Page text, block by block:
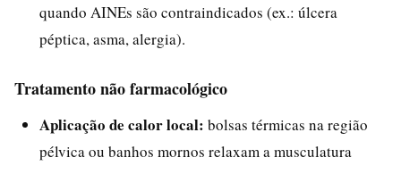
quando AINEs são contraindicados (ex.: úlcera
péptica, asma, alergia).
Tratamento não farmacológico
Aplicação de calor local: bolsas térmicas na região
pélvica ou banhos mornos relaxam a musculatura